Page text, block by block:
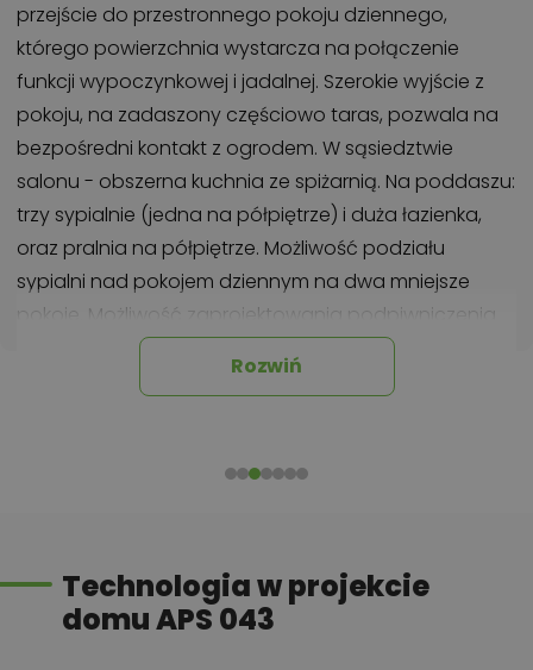
przejście do przestronnego pokoju dziennego,
którego powierzchnia wystarcza na połączenie
funkcji wypoczynkowej i jadalnej. Szerokie wyjście z
pokoju, na zadaszony częściowo taras, pozwala na
bezpośredni kontakt z ogrodem. W sąsiedztwie
salonu - obszerna kuchnia ze spiżarnią. Na poddaszu:
trzy sypialnie (jedna na półpiętrze) i duża łazienka,
oraz pralnia na półpiętrze. Możliwość podziału
sypialni nad pokojem dziennym na dwa mniejsze
pokoje. Możliwość zaprojektowania podpiwniczenia
lub adaptacji na zabudowę bliźniaczą.
parametrach,
optymalizacja kosztów budowy domu według
Rozwiń
Technologia w projekcie
domu APS 043